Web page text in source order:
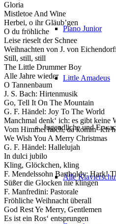
Piano Junior
Little Amadeus
Jugendliche und
Alle
Gloria
Mistletoe And Wine
Herbei, o ihr Gläub’gen
O du fröhliche
Leise rieselt der Schnee
Weihnachten von J. von
Still, still, still
The Little Drummer Boy
Alle Jahre wieder
O Tannenbaum
J. S. Bach: Hirtenmusik
Go, Tell It On The Mountain
G. F. Händel: Joy To The World
Manchmal denk‘ ich: es gibt keine
Vom Himmel hoch, da komm‘ ich
We Wish You A Merry Christmas
G. F. Händel: Hallelujah
In dulci jubilo
Kling, Glöckchen, kling
F. Mendelssohn Bartholdy: Hark!
Süßer die Glocken nie klingen
F. Manfredini: Pastorale
Fröhliche Weihnacht überall
God Rest Ye Merry, Gentlemen
Es ist ein Ros‘ entsprungen